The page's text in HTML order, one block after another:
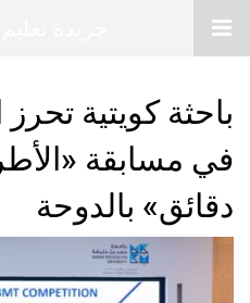
باحثة كويتية
في مسابقة
دقائق» بالدوحة